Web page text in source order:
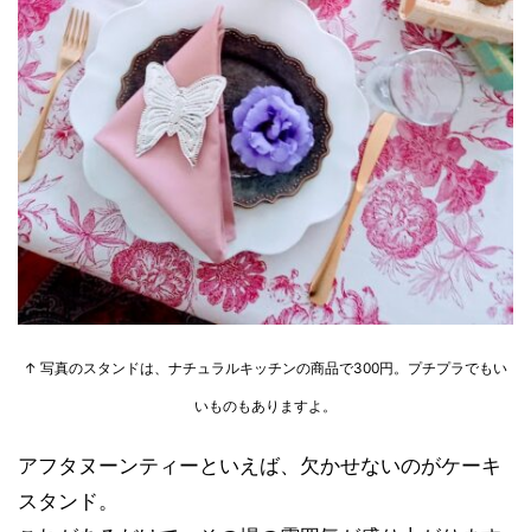
↑ 写真のスタンドは、ナチュラルキッチンの商品で300円。プチプラでもい
いものもありますよ。
アフタヌーンティーといえば、欠かせないのがケーキ
スタンド。